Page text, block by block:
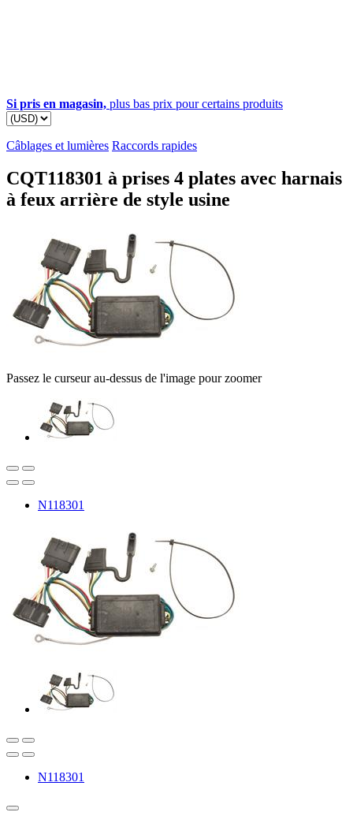
Si pris en magasin, plus bas prix pour certains produits
Câblages et lumières Raccords rapides
CQT118301 à prises 4 plates avec harnais
à feux arrière de style usine
Passez le curseur au-dessus de l'image pour zoomer
N118301
N118301